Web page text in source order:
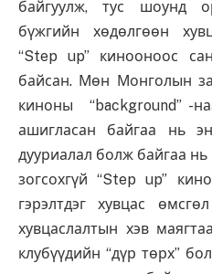
байгуулж, тус шоунд
бүжгийн хөдөлгөөн
“Step up” кинооноос
байсан. Мөн Монголын
киноны “background” -
ашигласан байгаа нь
дууриалал болж байгаа нь
зогсохгүй “Step up”
гэрэлтдэг хувцас
хувцаслалтын хэв
клубүүдийн “дүр төрх”